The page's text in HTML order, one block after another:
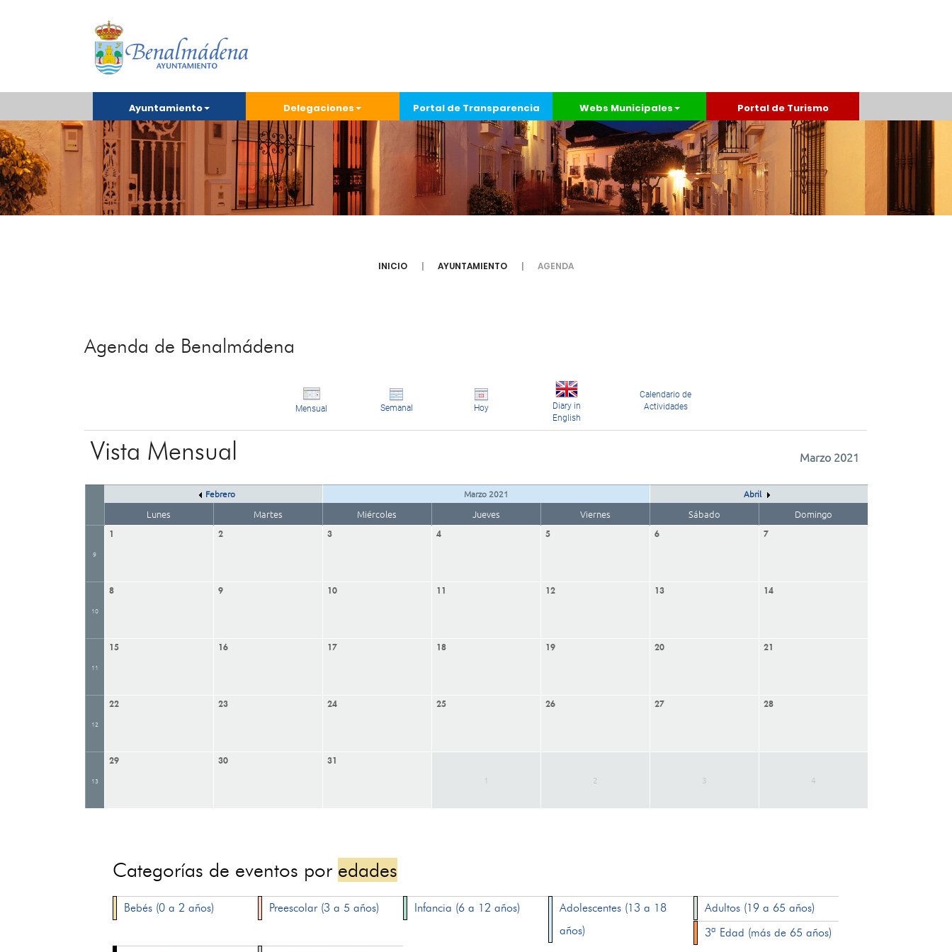
Ayuntamiento Delegaciones Portal de Transparencia Webs Municipales Portal de Turismo
INICIO AYUNTAMIENTO AGENDA
Agenda de Benalmádena
Mensual Semanal Hoy
Diary in
English
Calendario de
Actividades
Vista Mensual Marzo 2021
Febrero Marzo 2021 Abril
Lunes Martes Miércoles Jueves Viernes Sábado Domingo
9
1 2 3 4 5 6 7
10
8 9 10 11 12 13 14
11
15 16 17 18 19 20 21
12
22 23 24 25 26 27 28
13
29 30 31
1 2 3 4
Categorías de eventos por edades
Bebés (0 a 2 años) Preescolar (3 a 5 años) Infancia (6 a 12 años)
Adolescentes (13 a 18
años)
Adultos (19 a 65 años)
3ª Edad (más de 65 años)